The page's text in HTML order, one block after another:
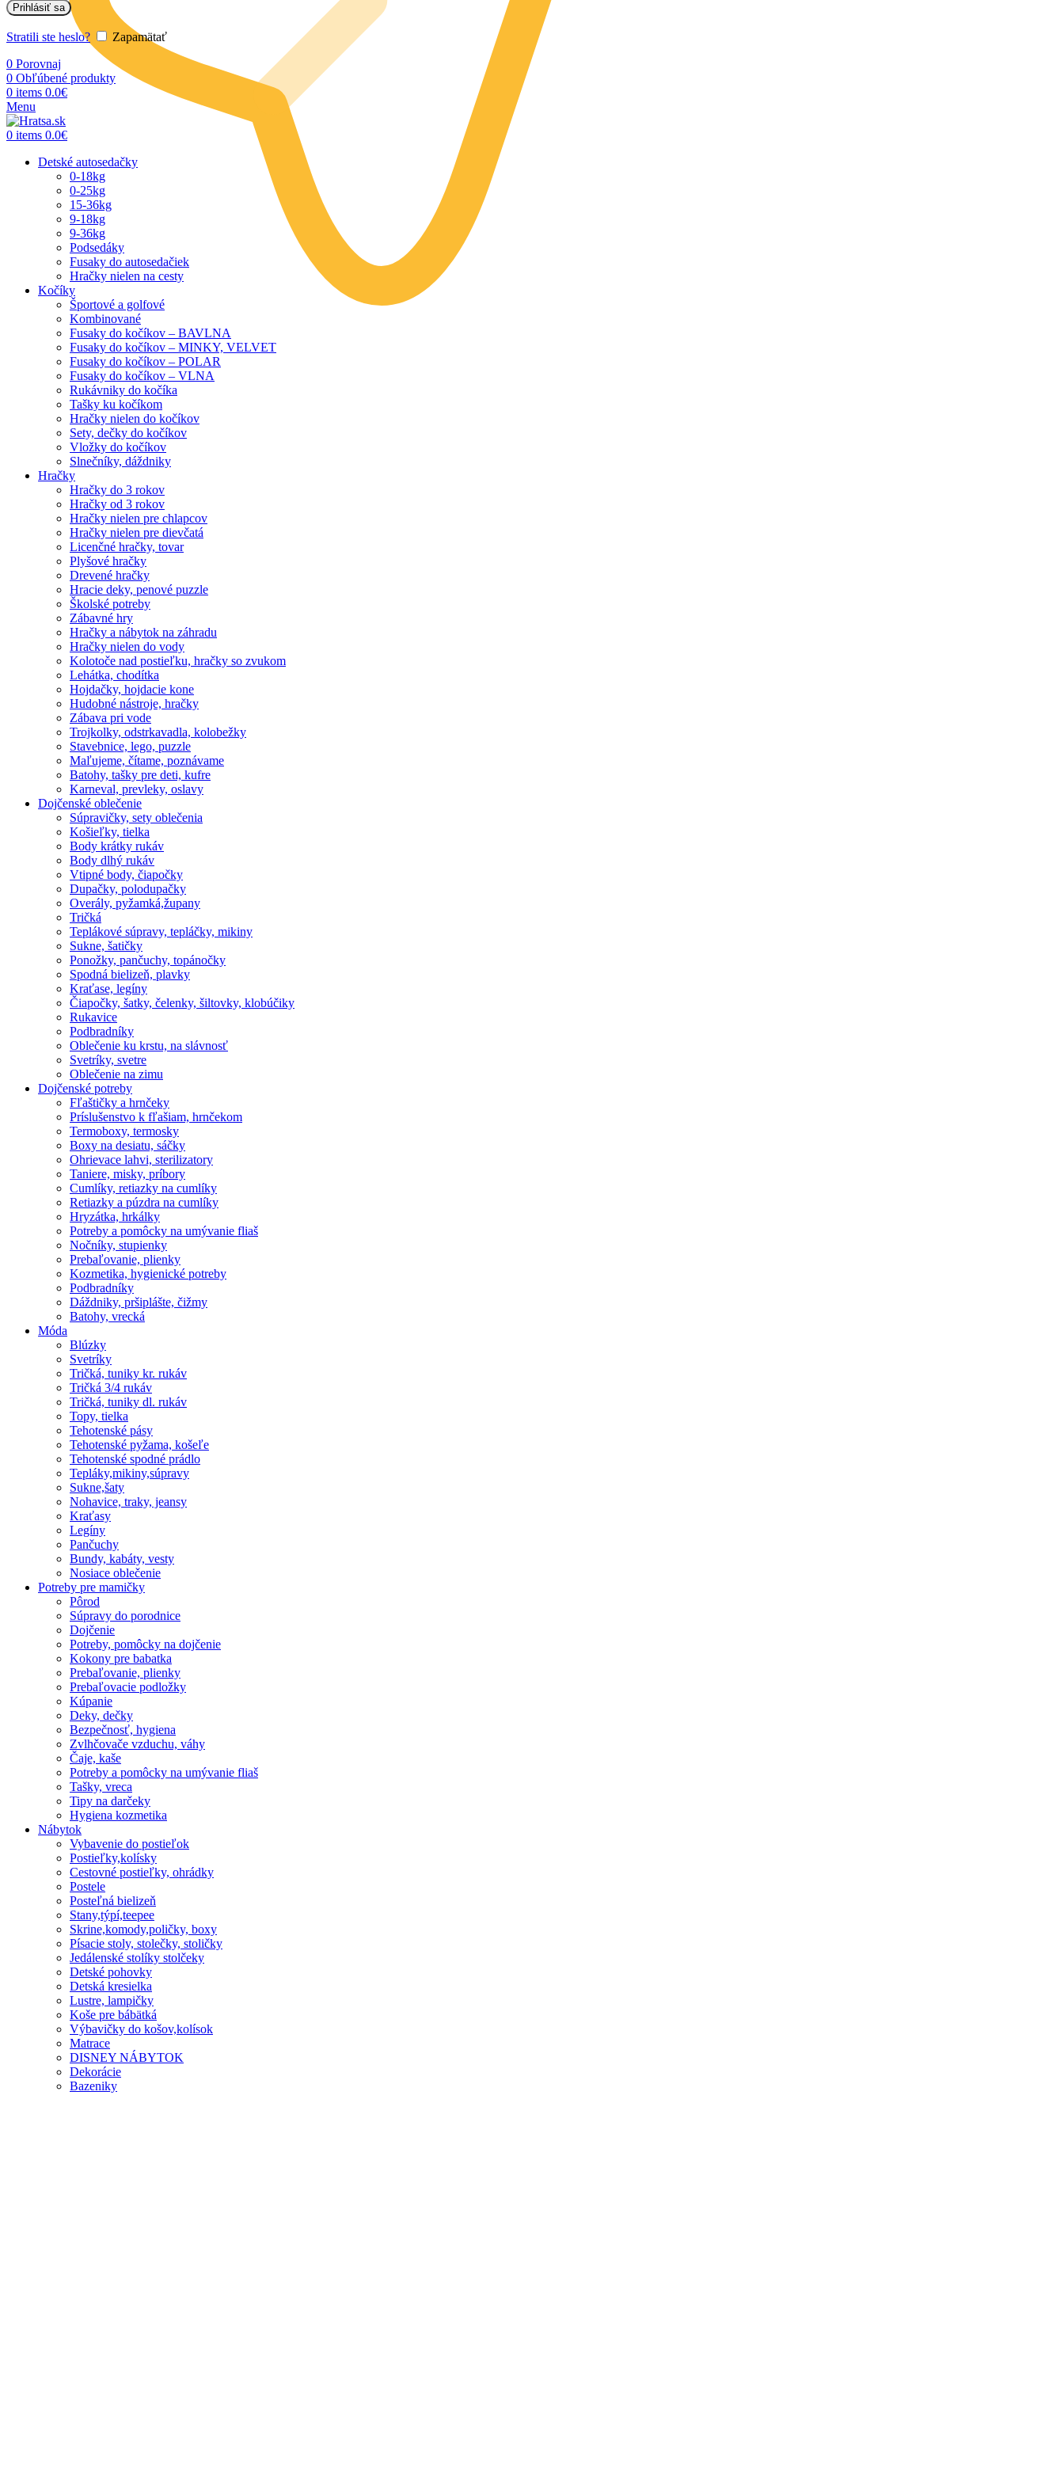
Prihlásiť sa
Stratili ste heslo?
Zapamätať
0 Porovnaj
0 Obľúbené produkty
0 items 0.0€
Menu
0 items 0.0€
Detské autosedačky
0-18kg
0-25kg
15-36kg
9-18kg
9-36kg
Podsedáky
Fusaky do autosedačiek
Hračky nielen na cesty
Kočíky
Športové a golfové
Kombinované
Fusaky do kočíkov – BAVLNA
Fusaky do kočíkov – MINKY, VELVET
Fusaky do kočíkov – POLAR
Fusaky do kočíkov – VLNA
Rukávniky do kočíka
Tašky ku kočíkom
Hračky nielen do kočíkov
Sety, dečky do kočíkov
Vložky do kočíkov
Slnečníky, dáždniky
Hračky
Hračky do 3 rokov
Hračky od 3 rokov
Hračky nielen pre chlapcov
Hračky nielen pre dievčatá
Licenčné hračky, tovar
Plyšové hračky
Drevené hračky
Hracie deky, penové puzzle
Školské potreby
Zábavné hry
Hračky a nábytok na záhradu
Hračky nielen do vody
Kolotoče nad postieľku, hračky so zvukom
Lehátka, chodítka
Hojdačky, hojdacie kone
Hudobné nástroje, hračky
Zábava pri vode
Trojkolky, odstrkavadla, kolobežky
Stavebnice, lego, puzzle
Maľujeme, čítame, poznávame
Batohy, tašky pre deti, kufre
Karneval, prevleky, oslavy
Dojčenské oblečenie
Súpravičky, sety oblečenia
Košieľky, tielka
Body krátky rukáv
Body dlhý rukáv
Vtipné body, čiapočky
Dupačky, polodupačky
Overály, pyžamká,župany
Tričká
Teplákové súpravy, tepláčky, mikiny
Sukne, šatičky
Ponožky, pančuchy, topánočky
Spodná bielizeň, plavky
Kraťase, legíny
Čiapočky, šatky, čelenky, šiltovky, klobúčiky
Rukavice
Podbradníky
Oblečenie ku krstu, na slávnosť
Svetríky, svetre
Oblečenie na zimu
Dojčenské potreby
Fľaštičky a hrnčeky
Príslušenstvo k fľašiam, hrnčekom
Termoboxy, termosky
Boxy na desiatu, sáčky
Ohrievace lahvi, sterilizatory
Taniere, misky, príbory
Cumlíky, retiazky na cumlíky
Retiazky a púzdra na cumlíky
Hryzátka, hrkálky
Potreby a pomôcky na umývanie fliaš
Nočníky, stupienky
Prebaľovanie, plienky
Kozmetika, hygienické potreby
Podbradníky
Dáždniky, pršiplášte, čižmy
Batohy, vrecká
Móda
Blúzky
Svetríky
Tričká, tuniky kr. rukáv
Tričká 3/4 rukáv
Tričká, tuniky dl. rukáv
Topy, tielka
Tehotenské pásy
Tehotenské pyžama, košeľe
Tehotenské spodné prádlo
Tepláky,mikiny,súpravy
Sukne,šaty
Nohavice, traky, jeansy
Kraťasy
Legíny
Pančuchy
Bundy, kabáty, vesty
Nosiace oblečenie
Potreby pre mamičky
Pôrod
Súpravy do porodnice
Dojčenie
Potreby, pomôcky na dojčenie
Kokony pre babatka
Prebaľovanie, plienky
Prebaľovacie podložky
Kúpanie
Deky, dečky
Bezpečnosť, hygiena
Zvlhčovače vzduchu, váhy
Čaje, kaše
Potreby a pomôcky na umývanie fliaš
Tašky, vreca
Tipy na darčeky
Hygiena kozmetika
Nábytok
Vybavenie do postieľok
Postieľky,kolísky
Cestovné postieľky, ohrádky
Postele
Posteľná bielizeň
Stany,týpí,teepee
Skrine,komody,poličky, boxy
Písacie stoly, stolečky, stoličky
Jedálenské stolíky stolčeky
Detské pohovky
Detská kresielka
Lustre, lampičky
Koše pre bábätká
Výbavičky do košov,kolísok
Matrace
DISNEY NÁBYTOK
Dekorácie
Bazeniky